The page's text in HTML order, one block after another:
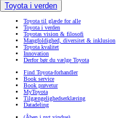
Toyota i verden
Toyota til glæde for alle
Toyota i verden
Toyotas vision & filosofi
Mangfoldighed, diversitet & inklusion
Toyota kvalitet
Innovation
Derfor bør du vælge Toyota
Find Toyota-forhandler
Book service
Book prøvetur
MyToyota
Tilgængelighedserklæring
Datadeling